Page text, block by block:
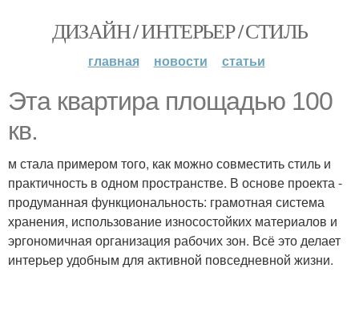
ДИЗАЙН / ИНТЕРЬЕР / СТИЛЬ
главная новости статьи
Эта квартира площадью 100
кв.
м стала примером того, как можно совместить стиль и
практичность в одном пространстве. В основе проекта -
продуманная функциональность: грамотная система
хранения, использование износостойких материалов и
эргономичная организация рабочих зон. Всё это делает
интерьер удобным для активной повседневной жизни.